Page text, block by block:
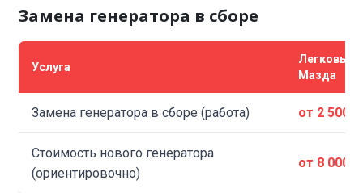
Замена генератора в сборе
Услуга
Легковые
Мазда
Замена генератора в сборе (работа) от 2 500 ₽
Стоимость нового генератора
(ориентировочно)
от 8 000 ₽